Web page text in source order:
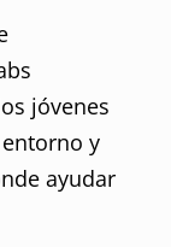
jóvenes
y
ayudar